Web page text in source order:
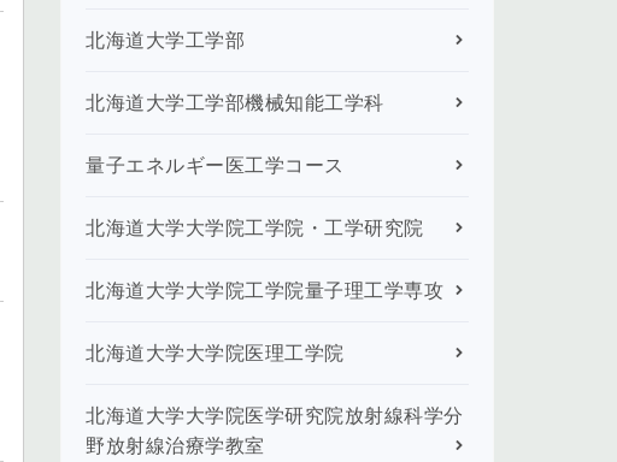
北海道大学工学部
北海道大学工学部機械知能工学科
量子エネルギー医工学コース
北海道大学大学院工学院・工学研究院
北海道大学大学院工学院量子理工学専攻
北海道大学大学院医理工学院
北海道大学大学院医学研究院放射線科学分
野放射線治療学教室